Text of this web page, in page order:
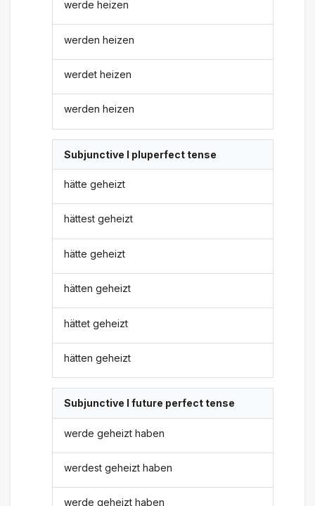
werde heizen
werden heizen
werdet heizen
werden heizen
Subjunctive I pluperfect tense
hätte geheizt
hättest geheizt
hätte geheizt
hätten geheizt
hättet geheizt
hätten geheizt
Subjunctive I future perfect tense
werde geheizt haben
werdest geheizt haben
werde geheizt haben